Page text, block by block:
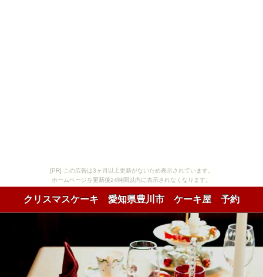
[PR] この広告は3ヶ月以上更新がないため表示されています。
ホームページを更新後24時間以内に表示されなくなります。
クリスマスケーキ 愛知県豊川市 ケーキ屋 予約